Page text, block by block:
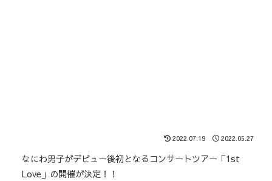
2022.07.19 2022.05.27
なにわ男子がデビュー後初となるコンサートツアー「1st
Love」の開催が決定！！